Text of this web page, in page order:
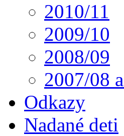
2010/11
2009/10
2008/09
2007/08
Odkazy
Nadané deti